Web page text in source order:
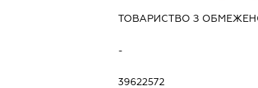
ТОВАРИСТВО З
-
39622572